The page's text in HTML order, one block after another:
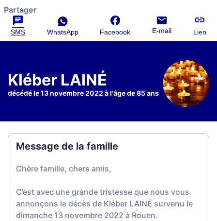
Partager
SMS WhatsApp Facebook E-mail Lien
Kléber LAINÉ
décédé le 13 novembre 2022 à l'âge de 85 ans
Message de la famille
Chère famille, chers amis,
C’est avec une grande tristesse que nous vous
annonçons le décès de Kléber LAINÉ survenu le
dimanche 13 novembre 2022 à Rouen.